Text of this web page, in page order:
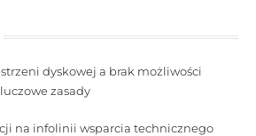
dyskowej a brak możliwości
zasady
na infolinii wsparcia technicznego